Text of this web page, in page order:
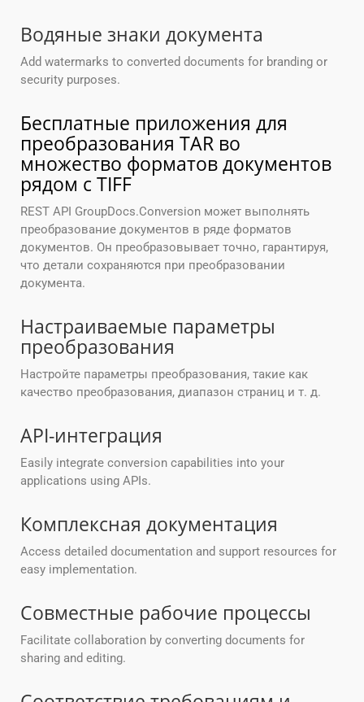
Водяные знаки документа
Add watermarks to converted documents for branding or
security purposes.
Бесплатные приложения для
преобразования TAR во
множество форматов документов
рядом с TIFF
REST API GroupDocs.Conversion может выполнять
преобразование документов в ряде форматов
документов. Он преобразовывает точно, гарантируя,
что детали сохраняются при преобразовании
документа.
Настраиваемые параметры
преобразования
Настройте параметры преобразования, такие как
качество преобразования, диапазон страниц и т. д.
API-интеграция
Easily integrate conversion capabilities into your
applications using APIs.
Комплексная документация
Access detailed documentation and support resources for
easy implementation.
Совместные рабочие процессы
Facilitate collaboration by converting documents for
sharing and editing.